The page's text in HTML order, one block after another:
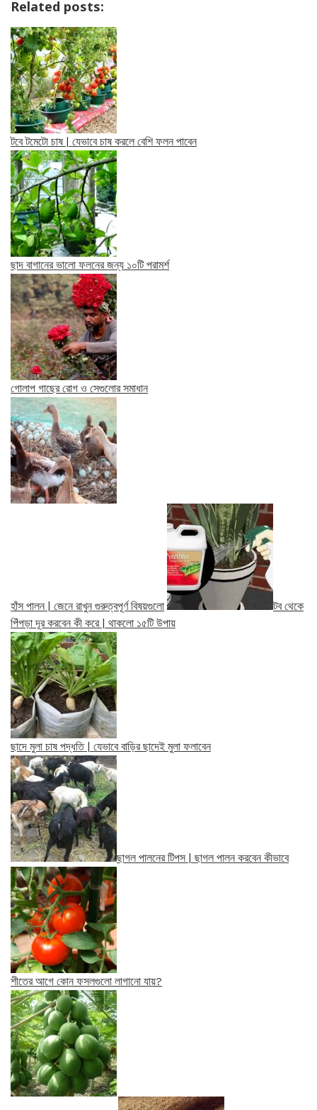
Related posts:
টবে টমেটো চাষ | যেভাবে চাষ করলে বেশি ফলন পাবেন
ছাদ বাগানের ভালো ফলনের জন্য ১০টি পরামর্শ
গোলাপ গাছের রোগ ও সেগুলোর সমাধান
হাঁস পালন | জেনে রাখুন গুরুত্বপূর্ণ বিষয়গুলো
টব থেকে
পিঁপড়া দূর করবেন কী করে | থাকলো ১৫টি উপায়
ছাদে মুলা চাষ পদ্ধতি | যেভাবে বাড়ির ছাদেই মুলা ফলাবেন
ছাগল পালনের টিপস | ছাগল পালন করবেন কীভাবে
শীতের আগে কোন ফসলগুলো লাগানো যায়?